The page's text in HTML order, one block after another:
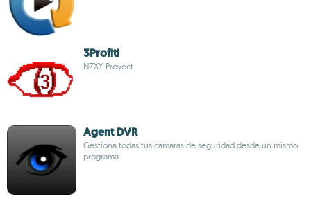
3Profiti
NZXY-Proyect
Agent DVR
Gestiona todas tus cámaras de seguridad desde un mismo
programa